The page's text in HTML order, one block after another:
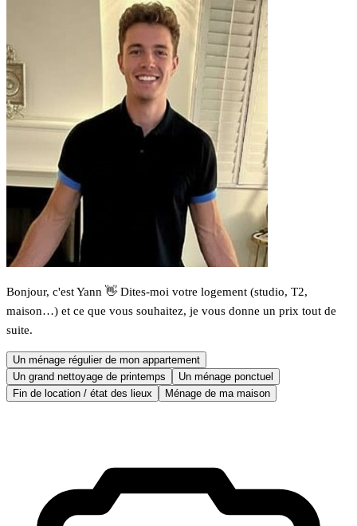
Bonjour, c'est Yann 👋 Dites-moi votre logement (studio, T2,
maison…) et ce que vous souhaitez, je vous donne un prix tout de
suite.
Un ménage régulier de mon appartement
Un grand nettoyage de printemps
Un ménage ponctuel
Fin de location / état des lieux
Ménage de ma maison